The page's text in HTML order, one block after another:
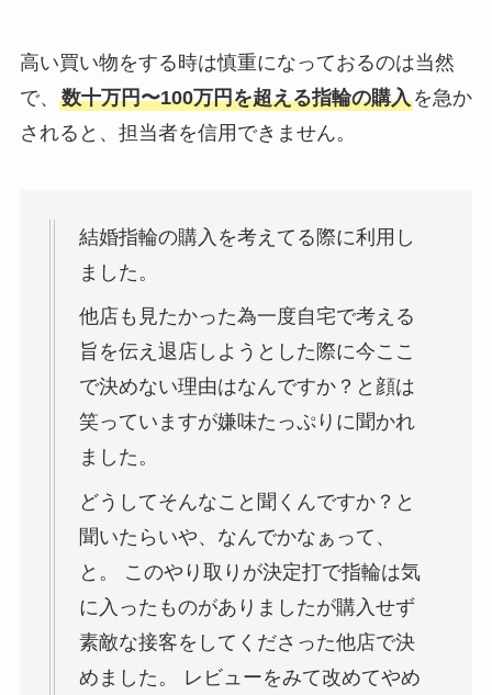
高い買い物をする時は慎重になっておるのは当然
で、 数十万円〜100万円を超える指輪の購入を急か
されると、担当者を信用できません。
結婚指輪の購入を考えてる際に利用し
ました。
他店も見たかった為一度自宅で考える
旨を伝え退店しようとした際に今ここ
で決めない理由はなんですか？と顔は
笑っていますが嫌味たっぷりに聞かれ
ました。
どうしてそんなこと聞くんですか？と
聞いたらいや、なんでかなぁって、
と。 このやり取りが決定打で指輪は気
に入ったものがありましたが購入せず
素敵な接客をしてくださった他店で決
めました。 レビューをみて改めてやめ